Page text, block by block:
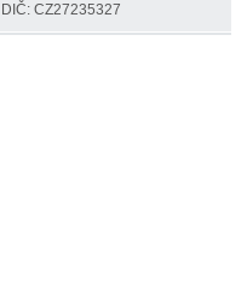
DIČ: CZ27235327